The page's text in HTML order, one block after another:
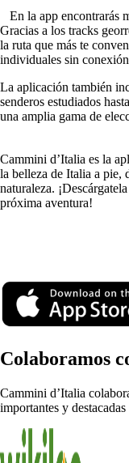
⠀En la app encontrarás
Gracias a los tracks
la ruta que más te
individuales sin
La aplicación también
senderos estudiados
una amplia gama de
Cammini d’Italia es la
la belleza de Italia a pie,
naturaleza.
próxima aventura!
Colaboramos
Cammini d’Italia
importantes y